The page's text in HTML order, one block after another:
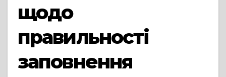
щодо
правильності
заповнення